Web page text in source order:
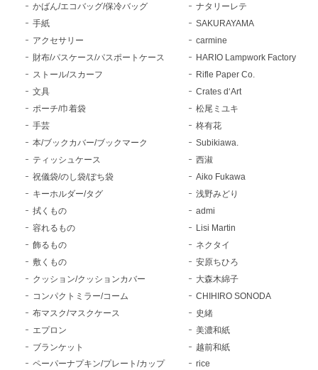
かばん/エコバッグ/保冷バッグ
手紙
アクセサリー
財布/パスケース/パスポートケース
ストール/スカーフ
文具
ポーチ/巾着袋
手芸
本/ブックカバー/ブックマーク
ティッシュケース
祝儀袋/のし袋/ぽち袋
キーホルダー/タグ
拭くもの
容れるもの
飾るもの
敷くもの
クッション/クッションカバー
コンパクトミラー/コーム
布マスク/マスクケース
エプロン
ブランケット
ペーパーナプキン/プレート/カップ
ナタリーレテ
SAKURAYAMA
carmine
HARIO Lampwork Factory
Rifle Paper Co.
Crates d‘Art
松尾ミユキ
柊有花
Subikiawa.
西淑
Aiko Fukawa
浅野みどり
admi
Lisi Martin
ネクタイ
安原ちひろ
大森木綿子
CHIHIRO SONODA
史緒
美濃和紙
越前和紙
rice